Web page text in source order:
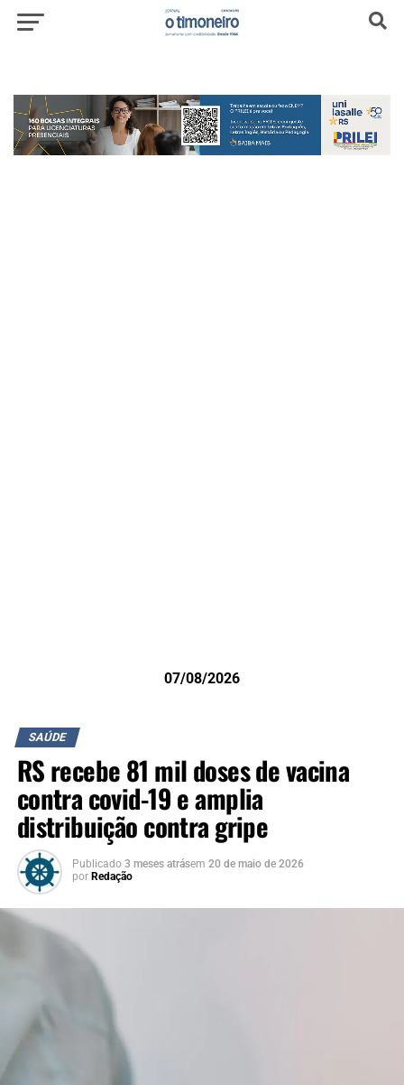
07/08/2026
SAÚDE
RS recebe 81 mil doses de vacina
contra covid-19 e amplia
distribuição contra gripe
Publicado 3 meses atrásem 20 de maio de 2026
por Redação